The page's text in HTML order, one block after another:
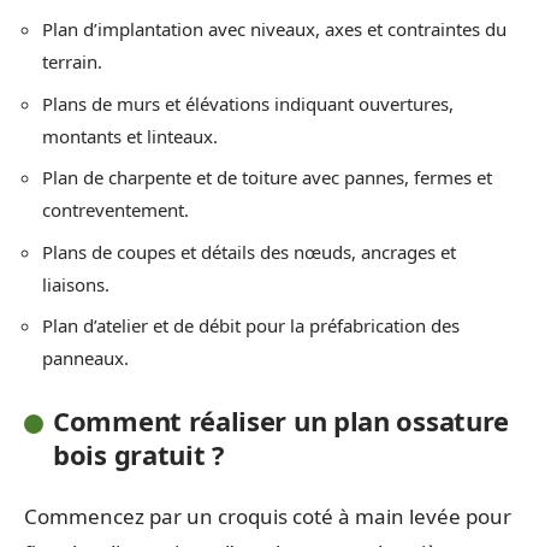
Plan d’implantation avec niveaux, axes et contraintes du
terrain.
Plans de murs et élévations indiquant ouvertures,
montants et linteaux.
Plan de charpente et de toiture avec pannes, fermes et
contreventement.
Plans de coupes et détails des nœuds, ancrages et
liaisons.
Plan d’atelier et de débit pour la préfabrication des
panneaux.
Comment réaliser un plan ossature
bois gratuit ?
Commencez par un croquis coté à main levée pour